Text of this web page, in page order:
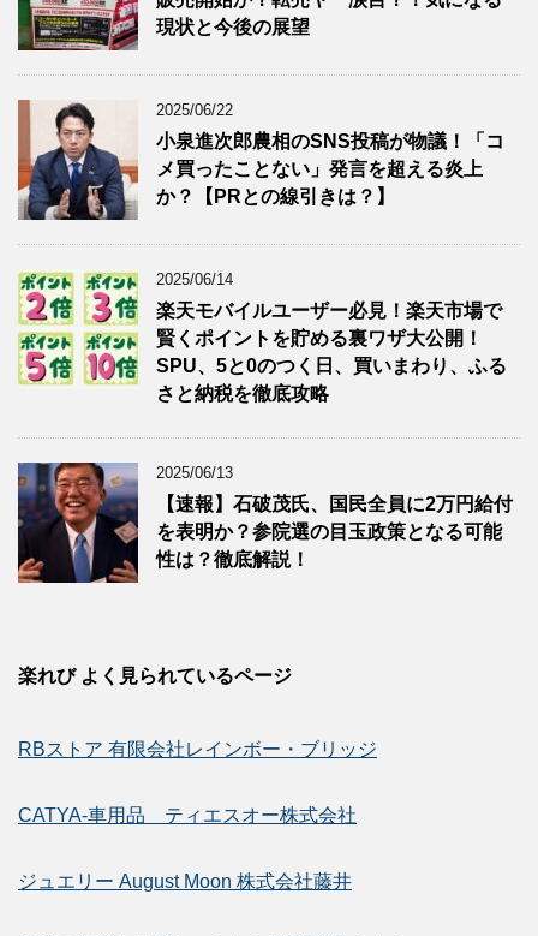
現状と今後の展望
2025/06/22
小泉進次郎農相のSNS投稿が物議！「コ
メ買ったことない」発言を超える炎上
か？【PRとの線引きは？】
2025/06/14
楽天モバイルユーザー必見！楽天市場で
賢くポイントを貯める裏ワザ大公開！
SPU、5と0のつく日、買いまわり、ふる
さと納税を徹底攻略
2025/06/13
【速報】石破茂氏、国民全員に2万円給付
を表明か？参院選の目玉政策となる可能
性は？徹底解説！
楽れび よく見られているページ
RBストア 有限会社レインボー・ブリッジ
CATYA-車用品 ティエスオー株式会社
ジュエリー August Moon 株式会社藤井